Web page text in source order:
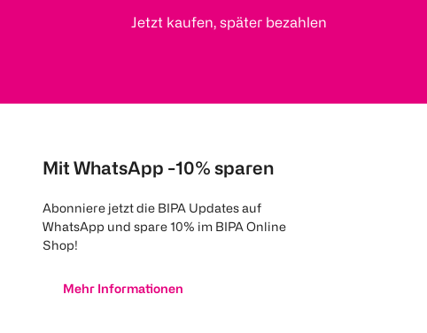
Jetzt kaufen, später bezahlen
Mit WhatsApp -10% sparen
Abonniere jetzt die BIPA Updates auf
WhatsApp und spare 10% im BIPA Online
Shop!
Mehr Informationen